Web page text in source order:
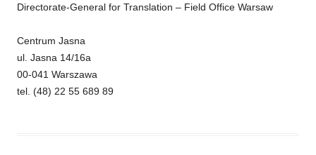
Directorate-General for Translation – Field Office Warsaw
Centrum Jasna
ul. Jasna 14/16a
00-041 Warszawa
tel. (48) 22 55 689 89